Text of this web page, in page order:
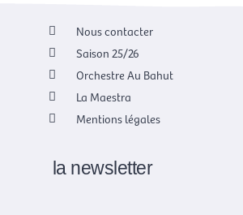
Nous contacter
Saison 25/26
Orchestre Au Bahut
La Maestra
Mentions légales
la newsletter